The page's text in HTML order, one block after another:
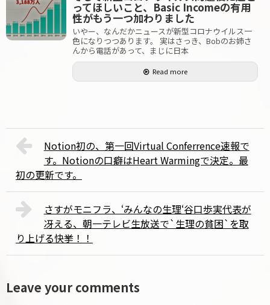
ってほしいこと、Basic Incomeの有用
性がもう一つ加わりました
いやー、なんだかニュースが新型コロナウイルス一
色になりつつあります。 実はさっき、Bobのお姉さ
んから電話があって、まじに日本
Read more
Notion初の、第一回Virtual Conferrence速報で
す。Notionの口癖はHeart Warmingで決定。最
初の更新です。
さすがモニフラ、‘みんなの生理‘谷口歩実代表が
冴える、朝一テレビ生放送で`生理の貧困`を取
り上げる快挙！！
Leave your comments